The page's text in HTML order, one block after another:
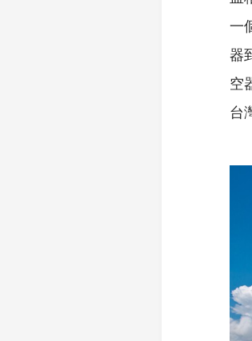
一
器
空
台